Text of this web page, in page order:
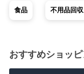
食品 不用品回
おすすめショッ